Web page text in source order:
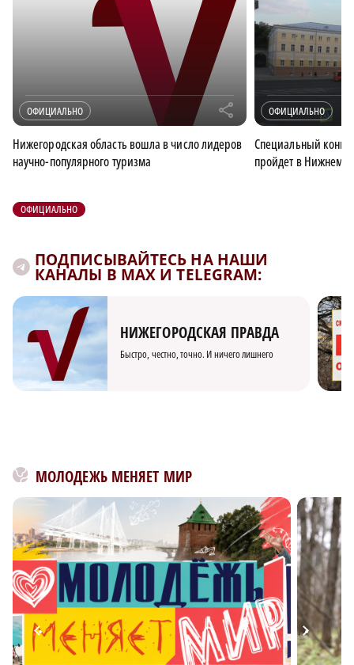
ОФИЦИАЛЬНО r
Нижегородская область вошла в число лидеров
научно-популярного туризма
ОФИЦИАЛЬНО
Специальный
пройдет в Нижнем
ОФИЦИАЛЬНО
ПОДПИСЫВАЙТЕСЬ НА НАШИ
КАНАЛЫ В MAX И TELEGRAM:
НИЖЕГОРОДСКАЯ ПРАВДА
Быстро, честно, точно. И ничего лишнего
МОЛОДЕЖЬ МЕНЯЕТ МИР